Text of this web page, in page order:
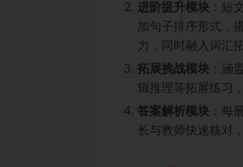
进阶提升模块 ：短
加句子排序形式，
力，同时融入词汇
拓展挑战模块 ：涵
辑推理等拓展练习
答案解析模块 ：每
长与教师快速核对